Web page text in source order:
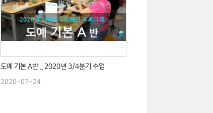
도예 기본 A반 _ 2020년 3/4분기 수업
2020-07-24